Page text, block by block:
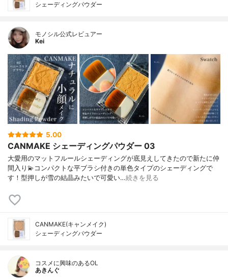
シェーディングパウダー
モノシル公式レビュアー
Kei
5.00
CANMAKE シェーディングパウダー 03
大愛用のマットフルールシェーディングが底見えしてきたので新たに仲
間入り💫コンパクトな平ブラシ付きの単色タイプのシェーディングで
す！型押しが雪の結晶みたいで可愛い…続きを見る
CANMAKE(キャンメイク)
シェーディングパウダー
コスメに興味のあるOL
あきんぐ